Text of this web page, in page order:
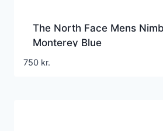
The North Face Mens
Monterey Blue
750 kr.